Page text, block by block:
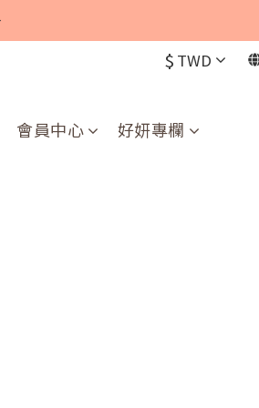
$ TWD
會員中心 好妍專欄